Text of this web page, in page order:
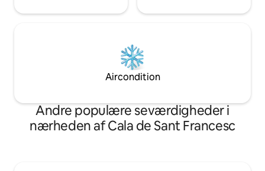
sensación de tranquilidad es inigualable;
grande, existe la opción de reservar
también el apartamento gemelo que se
encuentra justo al lado.Aircondition
Andre populære seværdigheder i
nærheden af Cala de Sant Francesc